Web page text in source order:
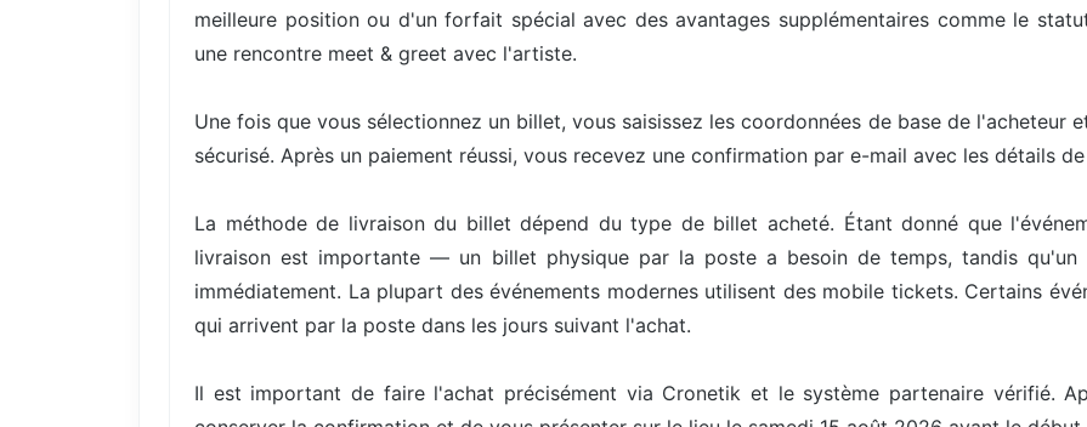
meilleure position ou d'un forfait spécial avec des avantages supplémentaires comme le
une rencontre meet & greet avec l'artiste.
Une fois que vous sélectionnez un billet, vous saisissez les coordonnées de base de l'acheteur
sécurisé. Après un paiement réussi, vous recevez une confirmation par e-mail avec les détails
La méthode de livraison du billet dépend du type de billet acheté. Étant donné que
livraison est importante — un billet physique par la poste a besoin de temps, tandis
immédiatement. La plupart des événements modernes utilisent des mobile tickets. Certains
qui arrivent par la poste dans les jours suivant l'achat.
Il est important de faire l'achat précisément via Cronetik et le système partenaire vérifié.